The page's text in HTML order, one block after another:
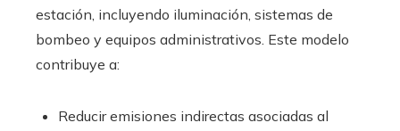
estación, incluyendo iluminación, sistemas de
bombeo y equipos administrativos. Este modelo
contribuye a:
Reducir emisiones indirectas asociadas al